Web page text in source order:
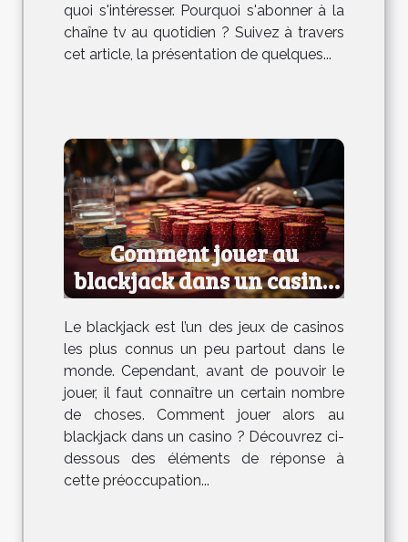
quoi s'intéresser. Pourquoi s'abonner à la
chaîne tv au quotidien ? Suivez à travers
cet article, la présentation de quelques...
Comment jouer au
blackjack dans un casino
?
Le blackjack est l’un des jeux de casinos
les plus connus un peu partout dans le
monde. Cependant, avant de pouvoir le
jouer, il faut connaître un certain nombre
de choses. Comment jouer alors au
blackjack dans un casino ? Découvrez ci-
dessous des éléments de réponse à
cette préoccupation...